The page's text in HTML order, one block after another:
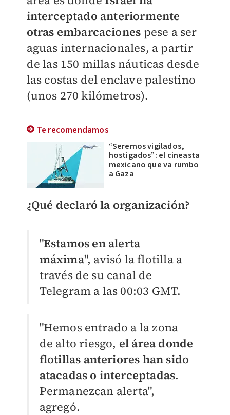
interceptado anteriormente
otras embarcaciones pese a ser
aguas internacionales, a partir
de las 150 millas náuticas desde
las costas del enclave palestino
(unos 270 kilómetros).
Te recomendamos
“Seremos vigilados,
hostigados”: el cineasta
mexicano que va rumbo
a Gaza
¿Qué declaró la organización?
"Estamos en alerta
máxima", avisó la flotilla a
través de su canal de
Telegram a las 00:03 GMT.
"Hemos entrado a la zona
de alto riesgo, el área donde
flotillas anteriores han sido
atacadas o interceptadas.
Permanezcan alerta",
agregó.